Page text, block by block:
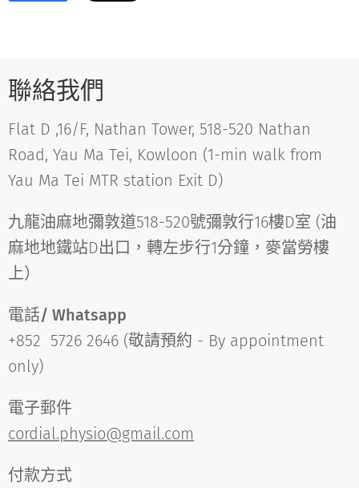
聯絡我們
Flat D ,16/F, Nathan Tower, 518-520 Nathan
Road, Yau Ma Tei, Kowloon (1-min walk from
Yau Ma Tei MTR station Exit D)
九龍油麻地彌敦道518-520號彌敦行16樓D室 (油
麻地地鐵站D出口，轉左步行1分鐘，麥當勞樓
上）
電話/ Whatsapp
+852 5726 2646 (敬請預約 - By appointment
only)
電子郵件
cordial.physio@gmail.com
付款方式